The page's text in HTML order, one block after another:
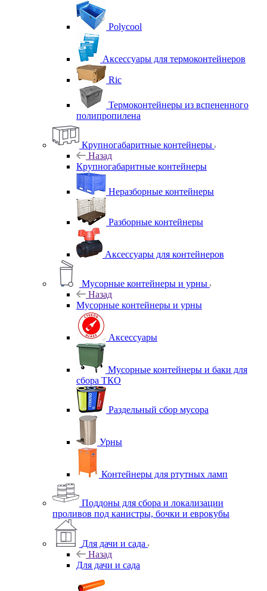
Polycool
Аксессуары для термоконтейнеров
Ric
Термоконтейнеры из вспененного
полипропилена
Крупногабаритные контейнеры
Назад
Крупногабаритные контейнеры
Неразборные контейнеры
Разборные контейнеры
Аксессуары для контейнеров
Мусорные контейнеры и урны
Назад
Мусорные контейнеры и урны
Аксессуары
Мусорные контейнеры и баки для
сбора ТКО
Раздельный сбор мусора
Урны
Контейнеры для ртутных ламп
Поддоны для сбора и локализации
проливов под канистры, бочки и еврокубы
Для дачи и сада
Назад
Для дачи и сада